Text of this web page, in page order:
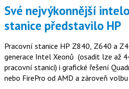
Své nejvýkonnější intelovské pracovní
stanice představilo HP
Pracovní stanice HP Z840, Z640 a
generace Intel Xeonů (osadit lze až
pracovní stanici) i grafické řešení
nebo FirePro od AMD a zároveň